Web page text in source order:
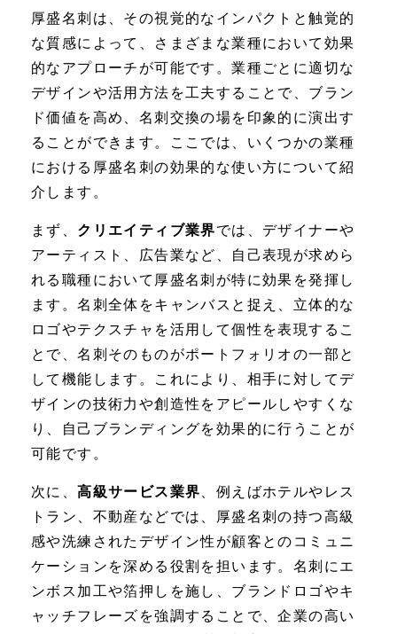
厚盛名刺は、その視覚的なインパクトと触覚的
な質感によって、さまざまな業種において効果
的なアプローチが可能です。業種ごとに適切な
デザインや活用方法を工夫することで、ブラン
ド価値を高め、名刺交換の場を印象的に演出す
ることができます。ここでは、いくつかの業種
における厚盛名刺の効果的な使い方について紹
介します。
まず、 クリエイティブ業界では、デザイナーや
アーティスト、広告業など、自己表現が求めら
れる職種において厚盛名刺が特に効果を発揮し
ます。名刺全体をキャンバスと捉え、立体的な
ロゴやテクスチャを活用して個性を表現するこ
とで、名刺そのものがポートフォリオの一部と
して機能します。これにより、相手に対してデ
ザインの技術力や創造性をアピールしやすくな
り、自己ブランディングを効果的に行うことが
可能です。
次に、高級サービス業界 、例えばホテルやレス
トラン、不動産などでは、厚盛名刺の持つ高級
感や洗練されたデザイン性が顧客とのコミュニ
ケーションを深める役割を担います。名刺にエ
ンボス加工や箔押しを施し、ブランドロゴやキ
ャッチフレーズを強調することで、企業の高い